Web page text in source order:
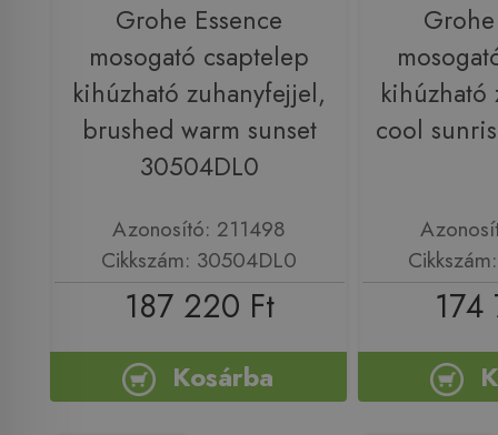
Grohe Essence
mosogató csaptelep
kihúzható zuhanyfejjel,
brushed warm sunset
30504DL0
Azonosító: 211498
Cikkszám: 30504DL0
187 220 Ft
Kosárba
kihúzható
cool
174